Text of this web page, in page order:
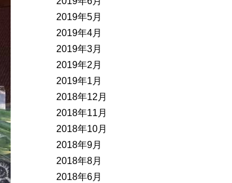
2019年5月
2019年4月
2019年3月
2019年2月
2019年1月
2018年12月
2018年11月
2018年10月
2018年9月
2018年8月
2018年6月